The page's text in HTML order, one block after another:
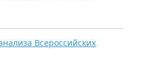
Всероссийских